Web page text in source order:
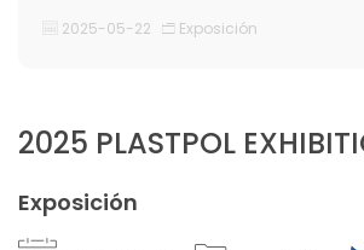
2025-05-22 Exposición
2025 PLASTPOL
Exposición